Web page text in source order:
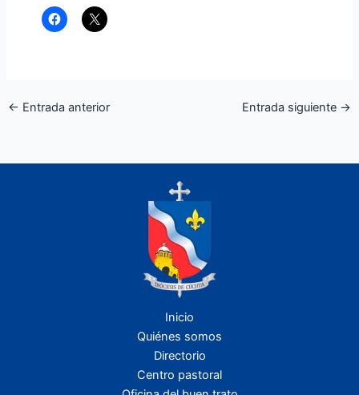
← Entrada anterior Entrada siguiente →
Inicio
Quiénes somos
Directorio
Centro pastoral